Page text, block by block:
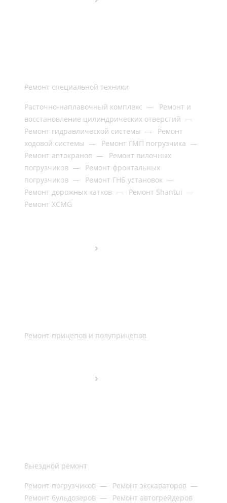
Ремонт специальной техники
Расточно-наплавочный комплекс —
Ремонт и
восстановление цилиндрических отверстий —
Ремонт гидравлической системы —
Ремонт
ходовой системы — Ремонт ГМП погрузчика —
Ремонт автокранов —
Ремонт вилочных
погрузчиков —
Ремонт фронтальных
погрузчиков — Ремонт ГНБ установок —
Ремонт дорожных катков — Ремонт Shantui —
Ремонт XCMG
Ремонт прицепов и полуприцепов
Выездной ремонт
Ремонт погрузчиков — Ремонт экскаваторов —
Ремонт бульдозеров — Ремонт автогрейдеров